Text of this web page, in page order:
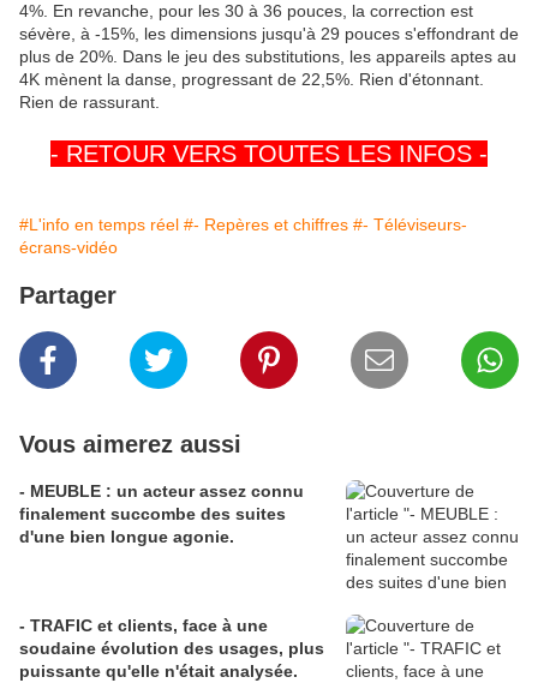
4%. En revanche, pour les 30 à 36 pouces, la correction est
sévère, à -15%, les dimensions jusqu'à 29 pouces s'effondrant de
plus de 20%. Dans le jeu des substitutions, les appareils aptes au
4K mènent la danse, progressant de 22,5%. Rien d'étonnant.
Rien de rassurant.
- RETOUR VERS TOUTES LES INFOS -
#L'info en temps réel #- Repères et chiffres #- Téléviseurs-
écrans-vidéo
Partager
Vous aimerez aussi
- MEUBLE : un acteur assez connu
finalement succombe des suites
d'une bien longue agonie.
- TRAFIC et clients, face à une
soudaine évolution des usages, plus
puissante qu'elle n'était analysée.